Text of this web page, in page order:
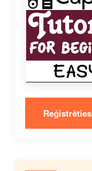
Reģistrēties